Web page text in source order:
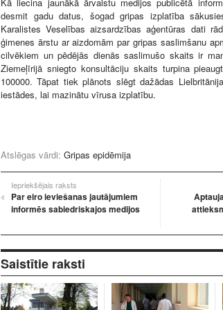
desmit gadu datus, šogad gripas izplatība
Karalistes Veselības aizsardzības aģentūras dati
ģimenes ārstu ar aizdomām par gripas saslimšanu
cilvēkiem un pēdējās dienās saslimušo skaits ir
Ziemeļīrijā sniegto konsultāciju skaits turpina
100000. Tāpat tiek plānots slēgt dažādas
iestādes, lai mazinātu vīrusa izplatību.
Atslēgas vārdi: Gripas epidēmija
Iepriekšējais raksts
Par eiro ieviešanas jautājumiem
informēs sabiedriskajos medijos
Saistītie raksti